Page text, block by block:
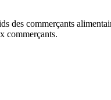
des commerçants
commerçants.